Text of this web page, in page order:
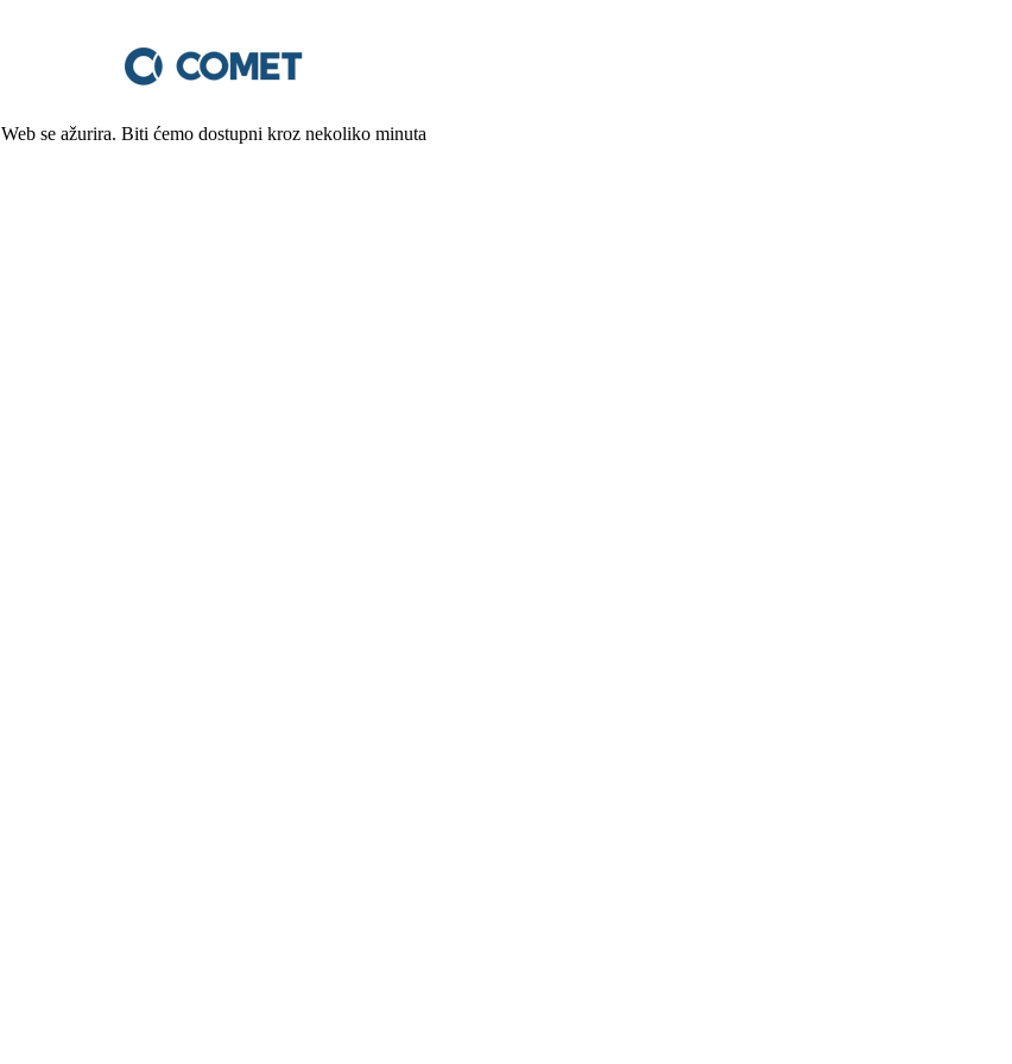
Web se ažurira. Biti ćemo dostupni kroz nekoliko minuta